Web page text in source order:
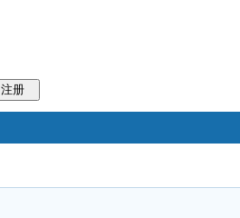
注册